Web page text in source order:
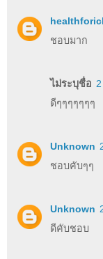
ชอบมาก
ไม่ระบุชื่อ
ดีๆๆๆๆๆๆๆ
Unknown
ชอบคับๆๆ
Unknown
ดีคับชอบ